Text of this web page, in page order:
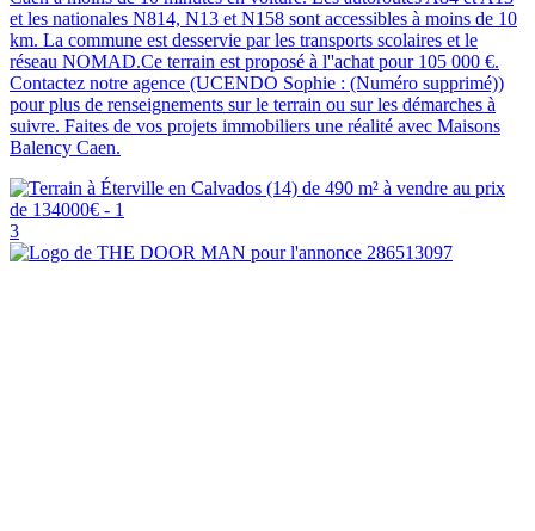
et les nationales N814, N13 et N158 sont accessibles à moins de 10
km. La commune est desservie par les transports scolaires et le
réseau NOMAD.Ce terrain est proposé à l''achat pour 105 000 €.
Contactez notre agence (UCENDO Sophie : (Numéro supprimé))
pour plus de renseignements sur le terrain ou sur les démarches à
suivre. Faites de vos projets immobiliers une réalité avec Maisons
Balency Caen.
3